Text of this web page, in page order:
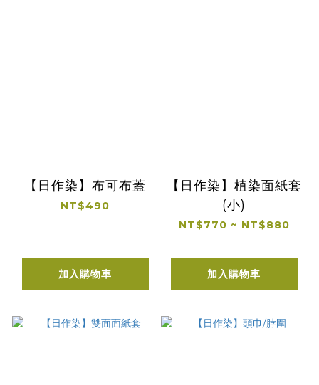
【日作染】布可布蓋
NT$490
加入購物車
【日作染】植染面紙套
(小)
NT$770 ~ NT$880
加入購物車